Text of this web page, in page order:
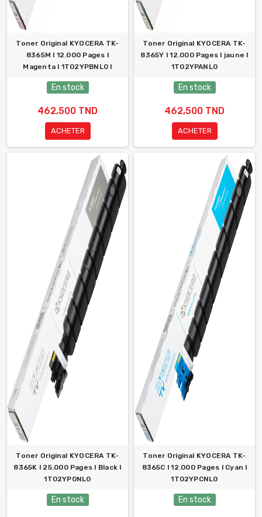
Toner Original KYOCERA TK-
8365M l 12.000 Pages l
Magenta l 1T02YPBNL0 l
En stock
462,500 TND
ACHETER
Toner Original KYOCERA TK-
8365Y l 12.000 Pages l jaune l
1T02YPANL0
En stock
462,500 TND
ACHETER
Toner Original KYOCERA TK-
8365K l 25.000 Pages l Black l
1T02YP0NL0
En stock
Toner Original KYOCERA TK-
8365C l 12.000 Pages l Cyan l
1T02YPCNL0
En stock